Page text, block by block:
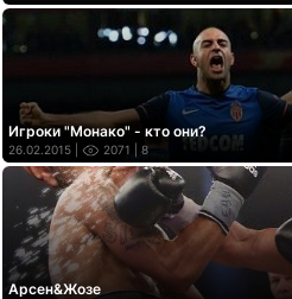
Игроки "Монако" - кто они?
26.02.2015 | 2071 | 8
Арсен&Жозе